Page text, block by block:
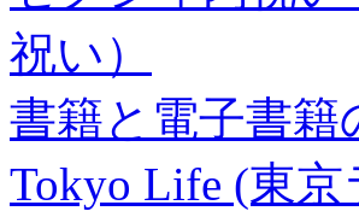
祝い）
書籍と電子書籍
Tokyo Life (東